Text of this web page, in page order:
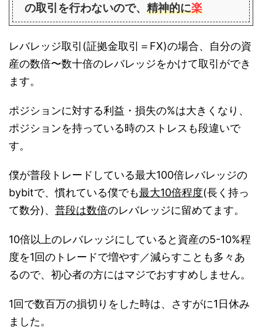
の取引を行わないので、 精神的に楽
レバレッジ取引(証拠金取引＝FX)の場合、自分の資
産の数倍〜数十倍のレバレッジをかけて取引ができ
ます。
ポジションに対する利益・損失の%は大きくなり、
ポジションを持っている時のストレスも段違いで
す。
僕が普段トレードしている最大100倍レバレッジの
bybitで、慣れている僕でも最大10倍程度(長く持っ
て数分)、 普段は数倍のレバレッジに留めてます。
10倍以上のレバレッジにしていると資産の5-10%程
度を1回のトレードで増やす／減らすことも多々あ
るので、初心者の方にはマジでおすすめしません。
1回で数百万の損切りをした時は、さすがに1日休み
ました。